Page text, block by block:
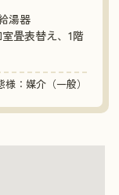
湯器
畳表替え、1階
様：媒介（一般）